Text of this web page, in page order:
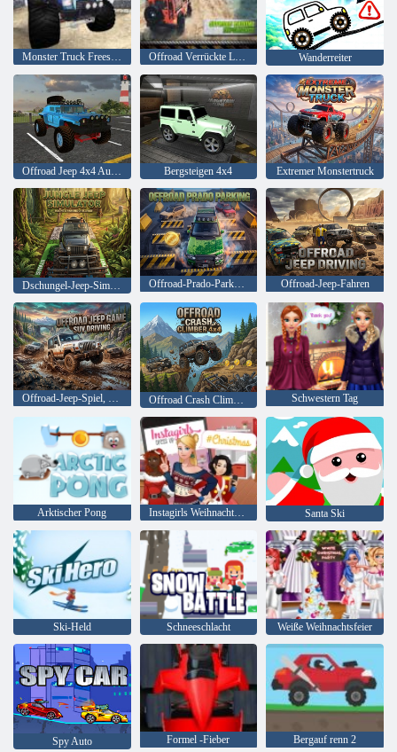
Monster Truck Freestyle Offroad Verrückte Luxus Prado Simulation Wanderreiter
Offroad Jeep 4x4 Auto-Fahrsimulator Bergsteigen 4x4 Extremer Monstertruck
Offroad-Prado-Parkplatz Offroad-Jeep-Fahren
Offroad-Jeep-Spiel, SUV-Fahren Offroad Crash Climber 4X4 Schwestern Tag
Arktischer Pong Instagirls Weihnachtskleid Santa Ski
Ski-Held Schneeschlacht Weiße Weihnachtsfeier
Spy Auto Formel -Fieber Bergauf renn 2